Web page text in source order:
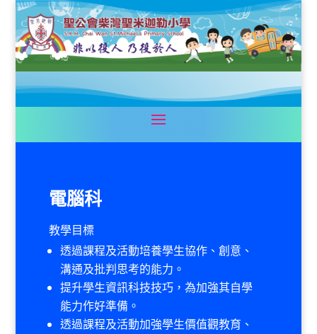
電腦科
教學目標
透過課程及活動培養學生協作、創意、
溝通及批判思考的能力。
提升學生資訊科技技巧，為加強其自學
能力作好準備。
透過課程及活動加強學生價值觀教育、